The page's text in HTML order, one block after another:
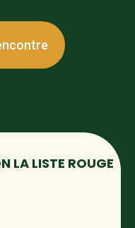
LA LISTE ROUGE